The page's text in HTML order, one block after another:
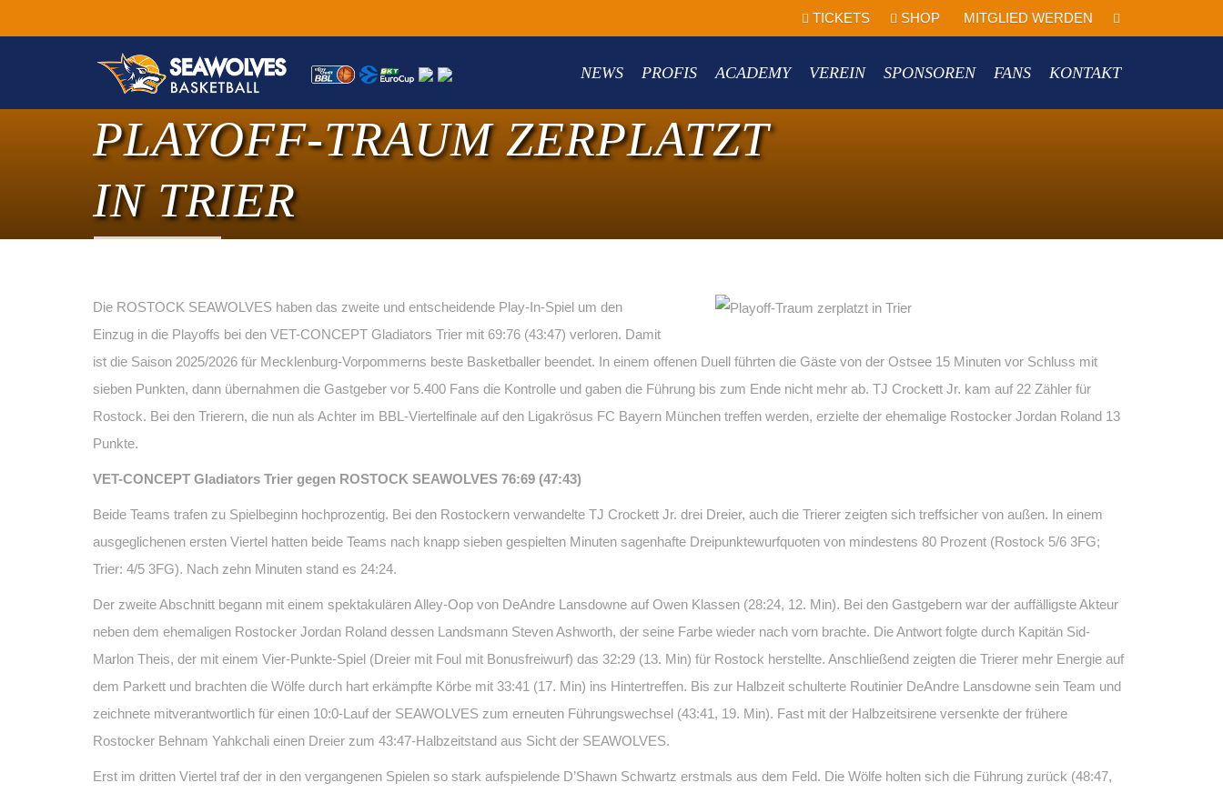
TICKETS SHOP MITGLIED WERDEN
NEWS PROFIS ACADEMY VEREIN SPONSOREN FANS KONTAKT
PLAYOFF-TRAUM ZERPLATZT
IN TRIER
Die ROSTOCK SEAWOLVES haben das zweite und entscheidende Play-In-Spiel um den
Einzug in die Playoffs bei den VET-CONCEPT Gladiators Trier mit 69:76 (43:47) verloren. Damit
ist die Saison 2025/2026 für Mecklenburg-Vorpommerns beste Basketballer beendet. In einem offenen Duell führten die Gäste von der Ostsee 15 Minuten vor Schluss mit
sieben Punkten, dann übernahmen die Gastgeber vor 5.400 Fans die Kontrolle und gaben die Führung bis zum Ende nicht mehr ab. TJ Crockett Jr. kam auf 22 Zähler für
Rostock. Bei den Trierern, die nun als Achter im BBL-Viertelfinale auf den Ligakrösus FC Bayern München treffen werden, erzielte der ehemalige Rostocker Jordan Roland 13
Punkte.
VET-CONCEPT Gladiators Trier gegen ROSTOCK SEAWOLVES 76:69 (47:43)
Beide Teams trafen zu Spielbeginn hochprozentig. Bei den Rostockern verwandelte TJ Crockett Jr. drei Dreier, auch die Trierer zeigten sich treffsicher von außen. In einem
ausgeglichenen ersten Viertel hatten beide Teams nach knapp sieben gespielten Minuten sagenhafte Dreipunktewurfquoten von mindestens 80 Prozent (Rostock 5/6 3FG;
Trier: 4/5 3FG). Nach zehn Minuten stand es 24:24.
Der zweite Abschnitt begann mit einem spektakulären Alley-Oop von DeAndre Lansdowne auf Owen Klassen (28:24, 12. Min). Bei den Gastgebern war der auffälligste Akteur
neben dem ehemaligen Rostocker Jordan Roland dessen Landsmann Steven Ashworth, der seine Farbe wieder nach vorn brachte. Die Antwort folgte durch Kapitän Sid-
Marlon Theis, der mit einem Vier-Punkte-Spiel (Dreier mit Foul mit Bonusfreiwurf) das 32:29 (13. Min) für Rostock herstellte. Anschließend zeigten die Trierer mehr Energie auf
dem Parkett und brachten die Wölfe durch hart erkämpfte Körbe mit 33:41 (17. Min) ins Hintertreffen. Bis zur Halbzeit schulterte Routinier DeAndre Lansdowne sein Team und
zeichnete mitverantwortlich für einen 10:0-Lauf der SEAWOLVES zum erneuten Führungswechsel (43:41, 19. Min). Fast mit der Halbzeitsirene versenkte der frühere
Rostocker Behnam Yahkchali einen Dreier zum 43:47-Halbzeitstand aus Sicht der SEAWOLVES.
Erst im dritten Viertel traf der in den vergangenen Spielen so stark aufspielende D’Shawn Schwartz erstmals aus dem Feld. Die Wölfe holten sich die Führung zurück (48:47,